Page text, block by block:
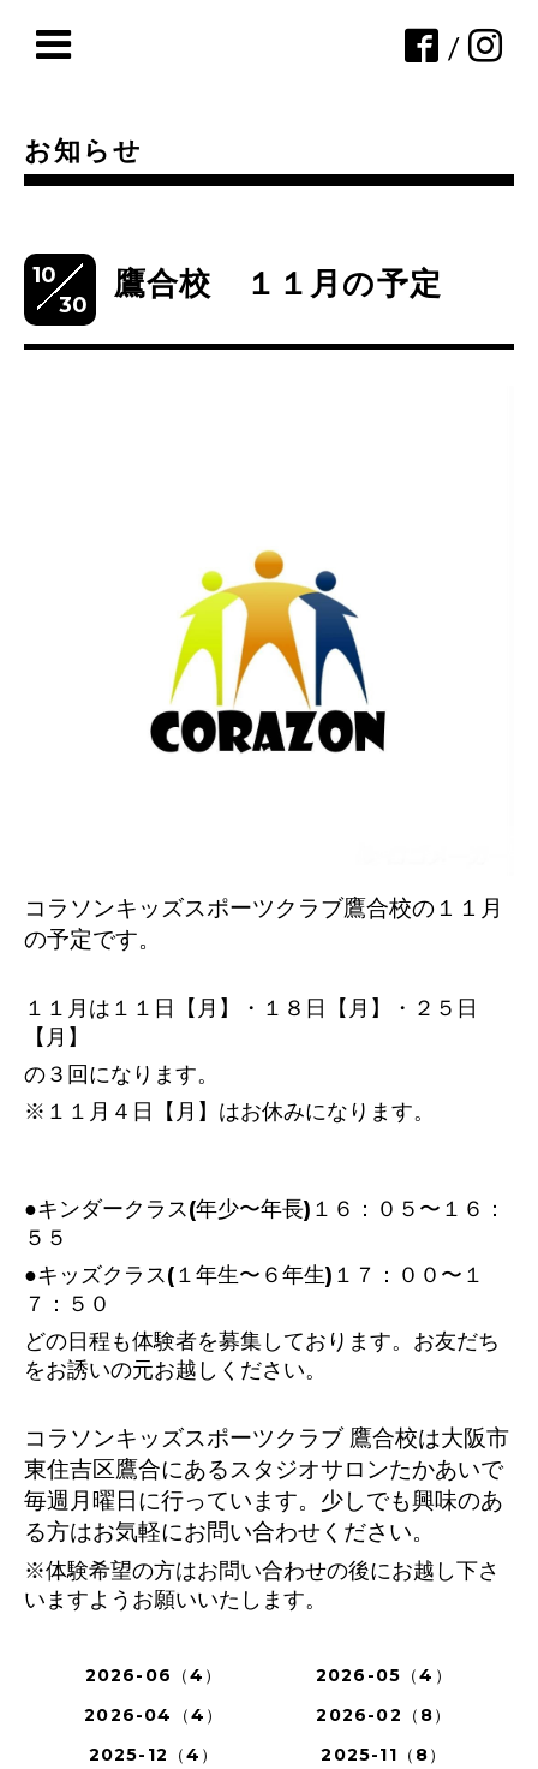
/
お知らせ
10
30
鷹合校 １１月の予定
コラソンキッズスポーツクラブ鷹合校の１１ 月
の予定です。
１１月は１１日【月】・１８日【月】・２５日
【月】
の３回になります。
※１１月４日【月】はお休みになります。
●キンダークラス(年少〜年長)１６：０５〜１６：
５５
●キッズクラス(１年生〜６年生)１７：００〜１
７：５０
どの日程も体験者を募集しております。お友だち
をお誘いの元お越しください。
コラソンキッズスポーツクラブ 鷹合校は大阪市
東住吉区鷹合にあるスタジオサロンたかあいで
毎週月曜日に行っています。少しでも興味のあ
る方はお気軽にお問い合わせください。
※体験希望の方はお問い合わせの後にお越し下さ
いますようお願いいたします。
2026-06（4）
2026-05（4）
2026-04（4）
2026-02（8）
2025-12（4）
2025-11（8）